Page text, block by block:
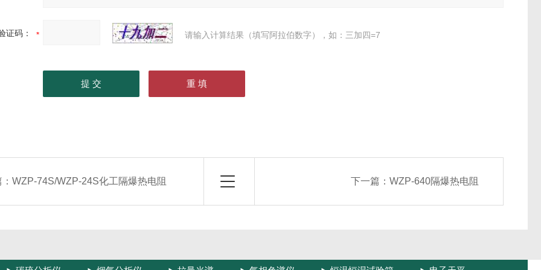
证码： 请输入计算结果（填写阿拉伯数字），如：三加四=7
：WZP-74S/WZP-24S化工隔爆热电阻 下一篇： WZP-640隔爆热电阻